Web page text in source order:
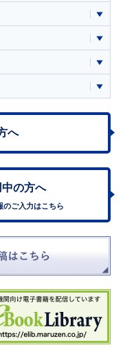
へ
の方へ
のご入力はこちら